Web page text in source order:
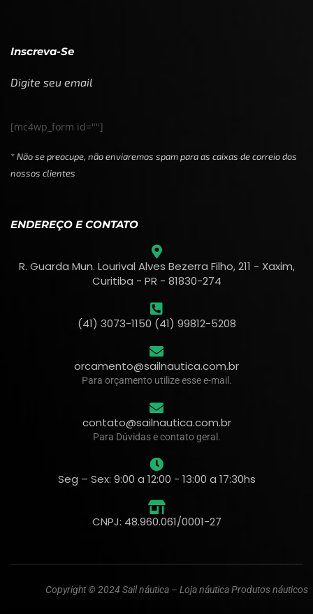
Inscreva-Se
Digite seu email
[mc4wp_form id=""]
* Não se preocupe, não enviaremos spam para as caixas de correio dos
nossos clientes
ENDEREÇO E CONTATO
R. Guarda Mun. Lourival Alves Bezerra Filho, 211 - Xaxim,
Curitiba - PR - 81830-274
(41) 3073-1150 (41) 99812-5208
orcamento@sailnautica.com.br
Para orçamento utilize esse e-mail.
contato@sailnautica.com.br
Para Dúvidas e contato geral.
Seg – Sex: 9:00 a 12:00 - 13:00 a 17:30hs
CNPJ: 48.960.061/0001-27
Copyright © 2024 Sail náutica – Loja náutica Produtos náuticos